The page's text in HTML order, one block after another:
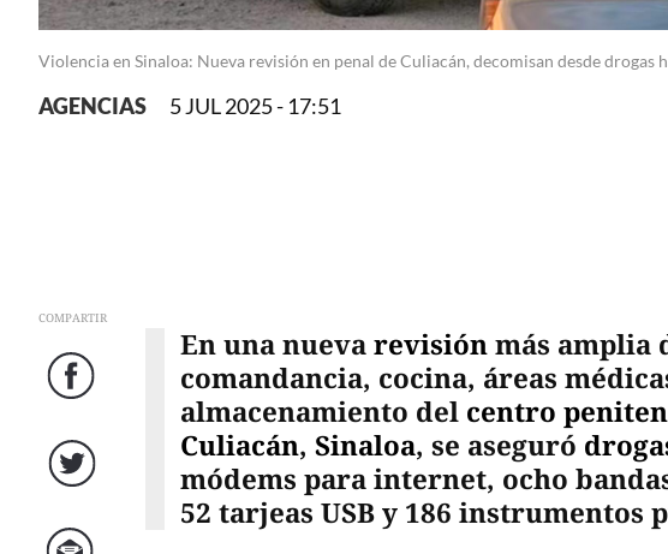
Violencia en Sinaloa: Nueva revisión en penal de Culiacán, decomisan desde drogas
AGENCIAS 5 JUL 2025 - 17:51
COMPARTIR
Facebook
Twitter
En una nuevarevisiónmás amplia
comandancia, cocina, áreas
almacenamiento del centro
Culiacán, Sinaloa, se aseguró
módems para internet, ocho
52 tarjeas USB y 186 instrumentos